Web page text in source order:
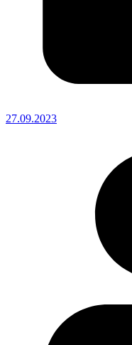
27.09.2023